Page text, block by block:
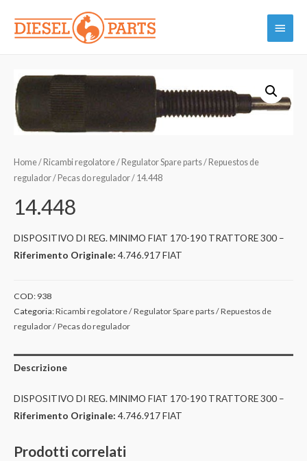
contenuto
Menu
Home/ Ricambi regolatore / Regulator Spare parts / Repuestos de
regulador / Pecas do regulador/ 14.448
14.448
DISPOSITIVO DI REG. MINIMO FIAT 170-190 TRATTORE 300 –
Riferimento Originale: 4.746.917 FIAT
COD: 938
Categoria:Ricambi regolatore / Regulator Spare parts / Repuestos de
regulador / Pecas do regulador
Descrizione
DISPOSITIVO DI REG. MINIMO FIAT 170-190 TRATTORE 300 –
Riferimento Originale: 4.746.917 FIAT
Prodotti correlati